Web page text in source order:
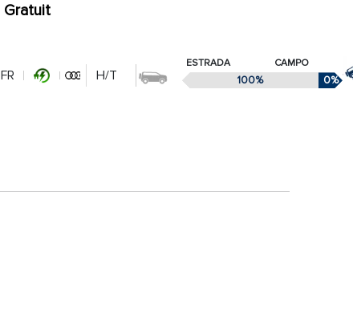
Gratuit
FR H/T
ESTRADA CAMPO
100% 0%